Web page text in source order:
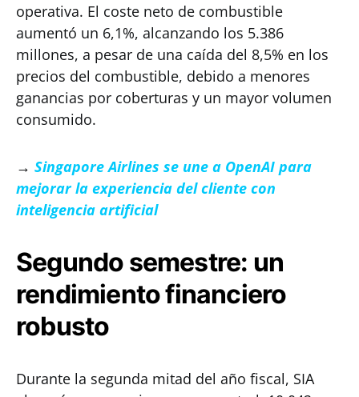
operativa. El coste neto de combustible
aumentó un 6,1%, alcanzando los 5.386
millones, a pesar de una caída del 8,5% en los
precios del combustible, debido a menores
ganancias por coberturas y un mayor volumen
consumido.
→ Singapore Airlines se une a OpenAI para
mejorar la experiencia del cliente con
inteligencia artificial
Segundo semestre: un
rendimiento financiero
robusto
Durante la segunda mitad del año fiscal, SIA